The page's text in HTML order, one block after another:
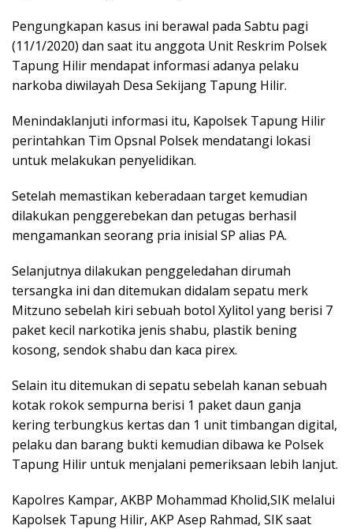
Pengungkapan kasus ini berawal pada Sabtu pagi
(11/1/2020) dan saat itu anggota Unit Reskrim Polsek
Tapung Hilir mendapat informasi adanya pelaku
narkoba diwilayah Desa Sekijang Tapung Hilir.
Menindaklanjuti informasi itu, Kapolsek Tapung Hilir
perintahkan Tim Opsnal Polsek mendatangi lokasi
untuk melakukan penyelidikan.
Setelah memastikan keberadaan target kemudian
dilakukan penggerebekan dan petugas berhasil
mengamankan seorang pria inisial SP alias PA.
Selanjutnya dilakukan penggeledahan dirumah
tersangka ini dan ditemukan didalam sepatu merk
Mitzuno sebelah kiri sebuah botol Xylitol yang berisi 7
paket kecil narkotika jenis shabu, plastik bening
kosong, sendok shabu dan kaca pirex.
Selain itu ditemukan di sepatu sebelah kanan sebuah
kotak rokok sempurna berisi 1 paket daun ganja
kering terbungkus kertas dan 1 unit timbangan digital,
pelaku dan barang bukti kemudian dibawa ke Polsek
Tapung Hilir untuk menjalani pemeriksaan lebih lanjut.
Kapolres Kampar, AKBP Mohammad Kholid,SIK melalui
Kapolsek Tapung Hilir, AKP Asep Rahmad, SIK saat